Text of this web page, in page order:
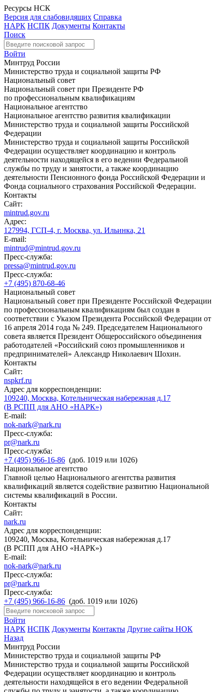
Ресурсы НСК
Версия для слабовидящих Справка
НАРК НСПК Документы Контакты
Поиск
Войти
Минтруд России
Министерство труда и социальной защиты РФ
Национальный совет
Национальный совет при Президенте РФ
по профессиональным квалификациям
Национальное агентство
Национальное агентство развития квалификации
Министерство труда и социальной защиты Российской
Федерации
Министерство труда и социальной защиты Российской
Федерации осуществляет координацию и контроль
деятельности находящейся в его ведении Федеральной
службы по труду и занятости, а также координацию
деятельности Пенсионного фонда Российской Федерации и
Фонда социального страхования Российской Федерации.
Контакты
Сайт:
mintrud.gov.ru
Адрес:
127994, ГСП-4, г. Москва, ул. Ильинка, 21
E-mail:
mintrud@mintrud.gov.ru
Пресс-служба:
pressa@mintrud.gov.ru
Пресс-служба:
+7 (495) 870-68-46
Национальный совет
Национальный совет при Президенте Российской Федерации
по профессиональным квалификациям был создан в
соответствии с Указом Президента Российской Федерации от
16 апреля 2014 года № 249. Председателем Национального
совета является Президент Общероссийского объединения
работодателей «Российский союз промышленников и
предпринимателей» Александр Николаевич Шохин.
Контакты
Сайт:
nspkrf.ru
Адрес для корреспонденции:
109240, Москва, Котельническая набережная д.17
(В РСПП для АНО «НАРК»)
E-mail:
nok-nark@nark.ru
Пресс-служба:
pr@nark.ru
Пресс-служба:
+7 (495) 966-16-86 (доб. 1019 или 1026)
Национальное агентство
Главной целью Национального агентства развития
квалификаций является содействие развитию Национальной
системы квалификаций в России.
Контакты
Сайт:
nark.ru
Адрес для корреспонденции:
109240, Москва, Котельническая набережная д.17
(В РСПП для АНО «НАРК»)
E-mail:
nok-nark@nark.ru
Пресс-служба:
pr@nark.ru
Пресс-служба:
+7 (495) 966-16-86 (доб. 1019 или 1026)
Войти
НАРК НСПК Документы Контакты Другие сайты НОК
Назад
Минтруд России
Министерство труда и социальной защиты РФ
Министерство труда и социальной защиты Российской
Федерации осуществляет координацию и контроль
деятельности находящейся в его ведении Федеральной